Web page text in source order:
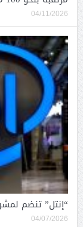
04/11/2026
“إنتل” تنضم
04/07/2026